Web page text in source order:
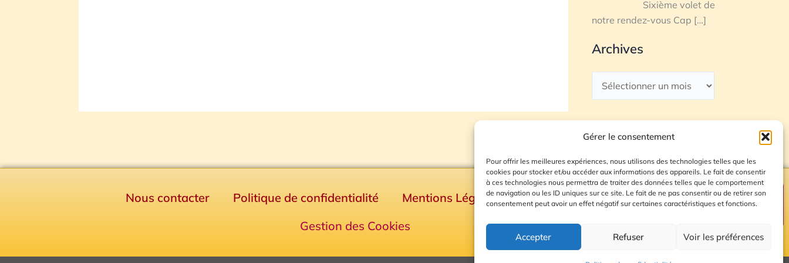
Gérer le consentement
Pour offrir les meilleures expériences, nous utilisons des technologies telles que les
cookies pour stocker et/ou accéder aux informations des appareils. Le fait de consentir
à ces technologies nous permettra de traiter des données telles que le comportement
de navigation ou les ID uniques sur ce site. Le fait de ne pas consentir ou de retirer son
consentement peut avoir un effet négatif sur certaines caractéristiques et fonctions.
Accepter Refuser Voir les préférences
Sixième volet de
notre rendez-vous Cap […]
Archives
Nous contacter Politique de confidentialité Mentions Légales
Plan du site
Gestion des Cookies